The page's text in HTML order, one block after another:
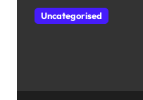
Uncategorised